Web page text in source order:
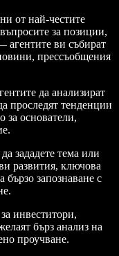
от най-честите
за позиции,
ви събират
прессъобщения
да анализират
проследят тенденции
за основатели,
зададете тема или
развития, ключова
запознаване с
инвеститори,
бърз анализ на
проучване.